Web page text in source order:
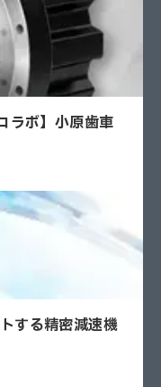
ラボ】小原歯車
する精密減速機